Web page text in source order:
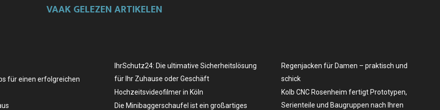
VAAK GELEZEN ARTIKELEN
für einen erfolgreichen
IhrSchutz24: Die ultimative Sicherheitslösung
für Ihr Zuhause oder Geschäft
Hochzeitsvideofilmer in Köln
Die Minibaggerschaufel ist ein großartiges
Regenjacken für Damen – praktisch und
schick
Kolb CNC Rosenheim fertigt Prototypen,
Serienteile und Baugruppen nach Ihren